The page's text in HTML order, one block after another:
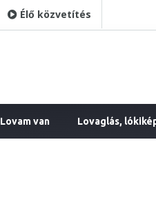
Élő közvetítés
Lovam van Lovaglás,